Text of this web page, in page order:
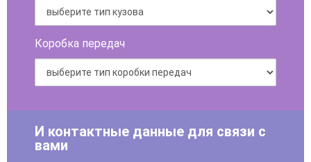
Коробка передач
И контактные данные для связи с
вами